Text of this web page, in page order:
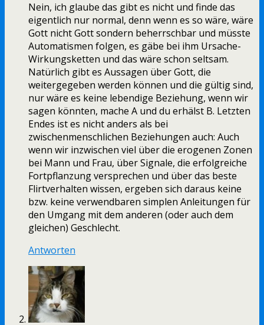
Nein, ich glaube das gibt es nicht und finde das
eigentlich nur normal, denn wenn es so wäre, wäre
Gott nicht Gott sondern beherrschbar und müsste
Automatismen folgen, es gäbe bei ihm Ursache-
Wirkungsketten und das wäre schon seltsam.
Natürlich gibt es Aussagen über Gott, die
weitergegeben werden können und die gültig sind,
nur wäre es keine lebendige Beziehung, wenn wir
sagen könnten, mache A und du erhälst B. Letzten
Endes ist es nicht anders als bei
zwischenmenschlichen Beziehungen auch: Auch
wenn wir inzwischen viel über die erogenen Zonen
bei Mann und Frau, über Signale, die erfolgreiche
Fortpflanzung versprechen und über das beste
Flirtverhalten wissen, ergeben sich daraus keine
bzw. keine verwendbaren simplen Anleitungen für
den Umgang mit dem anderen (oder auch dem
gleichen) Geschlecht.
Antworten